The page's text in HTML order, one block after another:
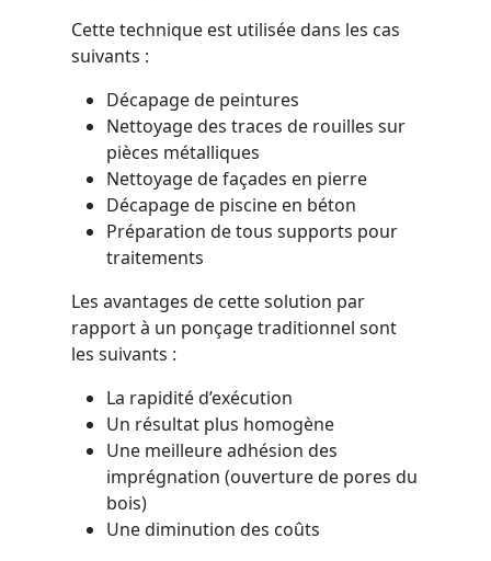
Cette technique est utilisée dans les cas
suivants :
Décapage de peintures
Nettoyage des traces de rouilles sur
pièces métalliques
Nettoyage de façades en pierre
Décapage de piscine en béton
Préparation de tous supports pour
traitements
Les avantages de cette solution par
rapport à un ponçage traditionnel sont
les suivants :
La rapidité d’exécution
Un résultat plus homogène
Une meilleure adhésion des
imprégnation (ouverture de pores du
bois)
Une diminution des coûts